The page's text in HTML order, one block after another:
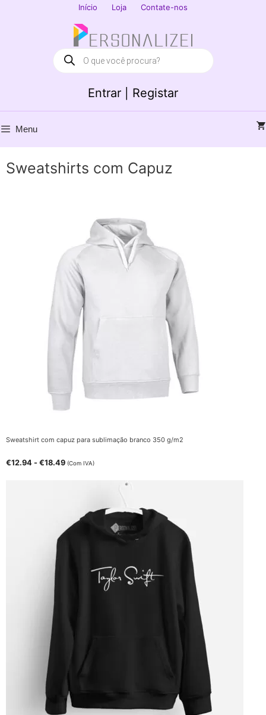
Início Loja Contate-nos
Entrar | Registar
Products
search
Menu
Sweatshirts com Capuz
Sweatshirt com capuz para sublimação branco 350 g/m2
€12.94 - €18.49 (Com IVA)